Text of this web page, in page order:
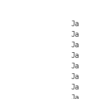
Ja
Ja
Ja
Ja
Ja
Ja
Ja